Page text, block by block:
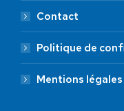
Contact
Politique de
Mentions légales